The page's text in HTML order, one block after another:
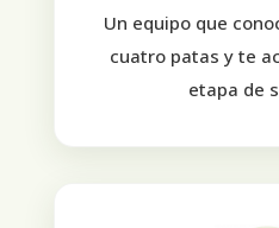
Un equipo que
cuatro patas y te
etapa de